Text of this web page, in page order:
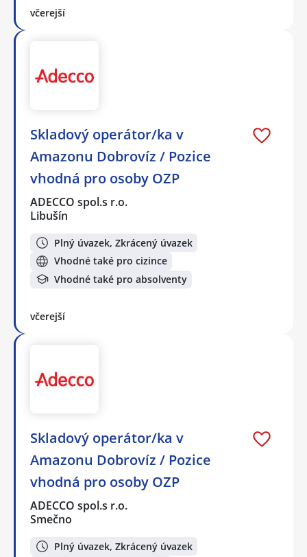
včerejší
Skladový operátor/ka v
Amazonu Dobrovíz / Pozice
vhodná pro osoby OZP
ADECCO spol.s r.o.
Libušín
Plný úvazek, Zkrácený úvazek
Vhodné také pro cizince
Vhodné také pro absolventy
včerejší
Skladový operátor/ka v
Amazonu Dobrovíz / Pozice
vhodná pro osoby OZP
ADECCO spol.s r.o.
Smečno
Plný úvazek, Zkrácený úvazek